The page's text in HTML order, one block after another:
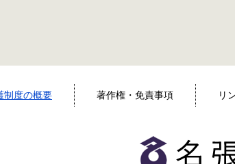
制度の概要 著作権・免責事項 リ